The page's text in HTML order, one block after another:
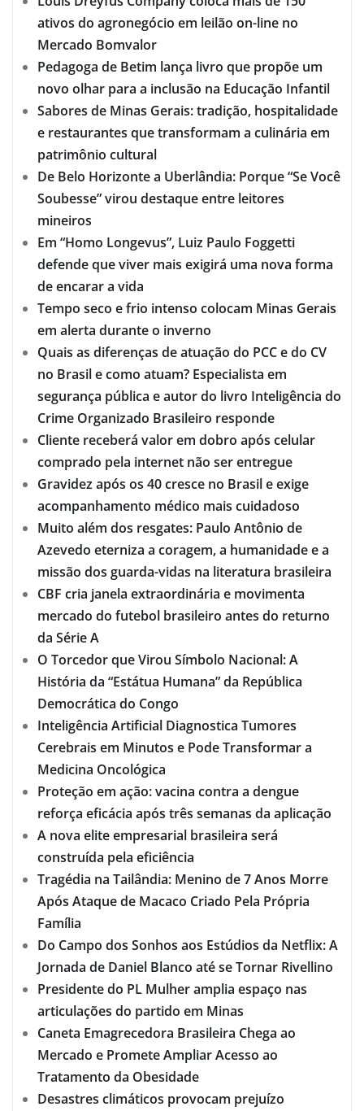
ativos do agronegócio em leilão on-line no
Mercado Bomvalor
Pedagoga de Betim lança livro que propõe um
novo olhar para a inclusão na Educação Infantil
Sabores de Minas Gerais: tradição, hospitalidade
e restaurantes que transformam a culinária em
patrimônio cultural
De Belo Horizonte a Uberlândia: Porque “Se Você
Soubesse” virou destaque entre leitores
mineiros
Em “Homo Longevus”, Luiz Paulo Foggetti
defende que viver mais exigirá uma nova forma
de encarar a vida
Tempo seco e frio intenso colocam Minas Gerais
em alerta durante o inverno
Quais as diferenças de atuação do PCC e do CV
no Brasil e como atuam? Especialista em
segurança pública e autor do livro Inteligência do
Crime Organizado Brasileiro responde
Cliente receberá valor em dobro após celular
comprado pela internet não ser entregue
Gravidez após os 40 cresce no Brasil e exige
acompanhamento médico mais cuidadoso
Muito além dos resgates: Paulo Antônio de
Azevedo eterniza a coragem, a humanidade e a
missão dos guarda-vidas na literatura brasileira
CBF cria janela extraordinária e movimenta
mercado do futebol brasileiro antes do returno
da Série A
O Torcedor que Virou Símbolo Nacional: A
História da “Estátua Humana” da República
Democrática do Congo
Inteligência Artificial Diagnostica Tumores
Cerebrais em Minutos e Pode Transformar a
Medicina Oncológica
Proteção em ação: vacina contra a dengue
reforça eficácia após três semanas da aplicação
A nova elite empresarial brasileira será
construída pela eficiência
Tragédia na Tailândia: Menino de 7 Anos Morre
Após Ataque de Macaco Criado Pela Própria
Família
Do Campo dos Sonhos aos Estúdios da Netflix: A
Jornada de Daniel Blanco até se Tornar Rivellino
Presidente do PL Mulher amplia espaço nas
articulações do partido em Minas
Caneta Emagrecedora Brasileira Chega ao
Mercado e Promete Ampliar Acesso ao
Tratamento da Obesidade
Desastres climáticos provocam prejuízo